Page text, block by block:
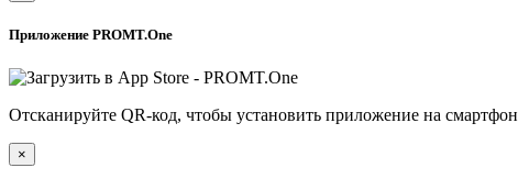
Приложение PROMT.One
Отсканируйте QR-код, чтобы установить приложение на смартфон
×